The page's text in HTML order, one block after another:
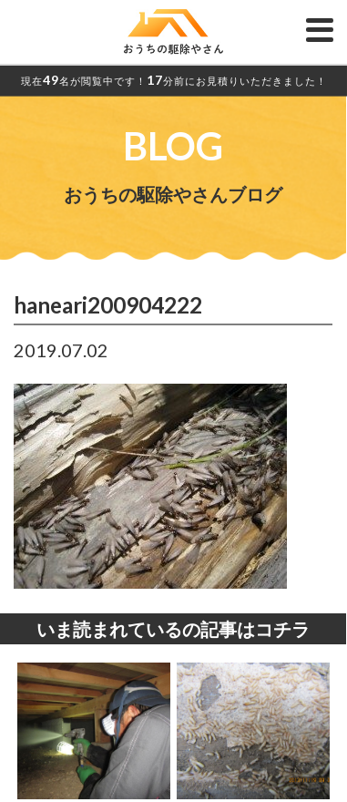
現在49名が閲覧中です！ 17分前にお見積りいただきました！
BLOG
おうちの駆除やさんブログ
haneari200904222
2019.07.02
いま読まれているの記事はコチラ